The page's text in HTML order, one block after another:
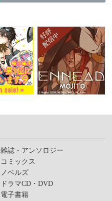
雑誌・アンソロジー
コミックス
ノベルズ
ドラマCD・DVD
電子書籍